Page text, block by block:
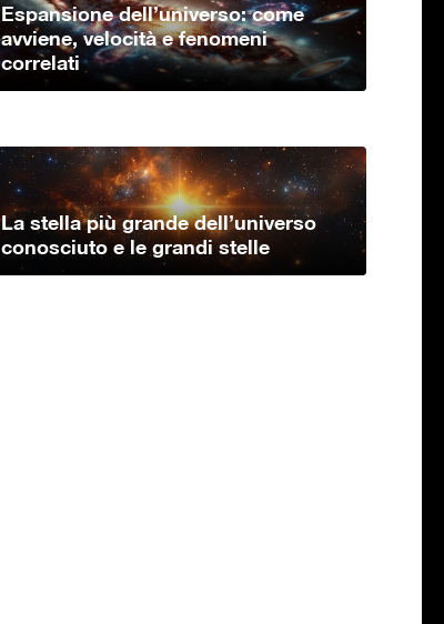
Espansione dell’universo: come
avviene, velocità e fenomeni
correlati
La stella più grande dell’universo
conosciuto e le grandi stelle